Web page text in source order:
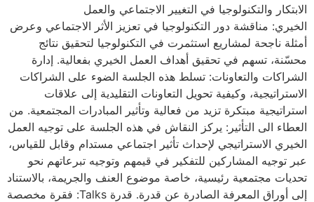
الابتكار والتكنولوجيا في التغيير الاجتماعي والعمل
الخيري: مناقشة دور التكنولوجيا في تعزيز الأثر الاجتماعي وعرض
أمثلة ناجحة لمشاريع استثمرت في التكنولوجيا لتحقيق نتائج
محسّنة، تسهم في تحقيق أهداف العمل الخيري بفعالية. إدارة
الشراكات والتعاونات: تسلط هذه الجلسة الضوء على الشراكات
الاستراتيجية، وكيفية تحويل التعاونات التقليدية إلى علاقات
استراتيجية مبتكرة تزيد من فعالية وتأثير المبادرات المجتمعية. من
العطاء الى التأثير: يركز النقاش في هذه الجلسة على توجيه العمل
الخيري الاستراتيجي لإحداث تأثير اجتماعي مستدام وقابل للقياس،
عبر توجيه المشاركين للتفكير في قيمهم وتوجيه تبرعاتهم نحو
تحديات مجتمعية رئيسية، خاصة موضوع العنف والجريمة، بالاستناد
إلى أوراق المعرفة الصادرة عن قدرة. قدرة Talks: فقرة مخصصة